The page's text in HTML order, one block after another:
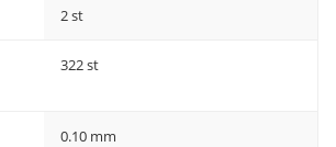
2 st
322 st
0.10 mm